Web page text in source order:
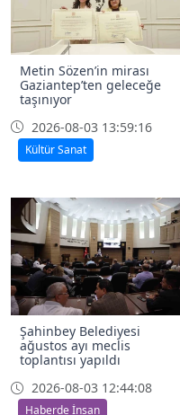
Metin Sözen’in mirası
Gaziantep’ten geleceğe
taşınıyor
2026-08-03 13:59:16
Kültür Sanat
Şahinbey Belediyesi
ağustos ayı meclis
toplantısı yapıldı
2026-08-03 12:44:08
Haberde İnsan